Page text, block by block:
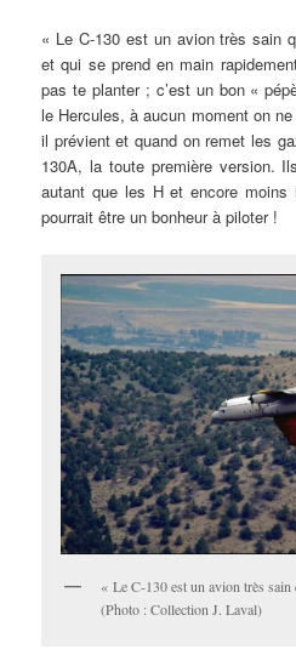
« Le C-130 est un avion très sain
et qui se prend en main
pas te planter ; c’est un bon «
le Hercules, à aucun moment on
il prévient et quand on remet les
130A, la toute première version.
autant que les H et encore
pourrait être un bonheur à piloter !
« Le C-130 est un avion très
(Photo : Collection J. Laval)